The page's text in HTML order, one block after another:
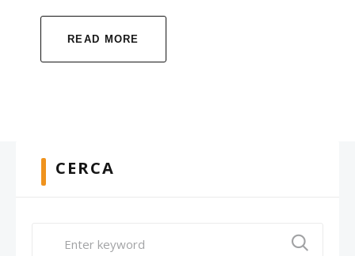
READ MORE
CERCA